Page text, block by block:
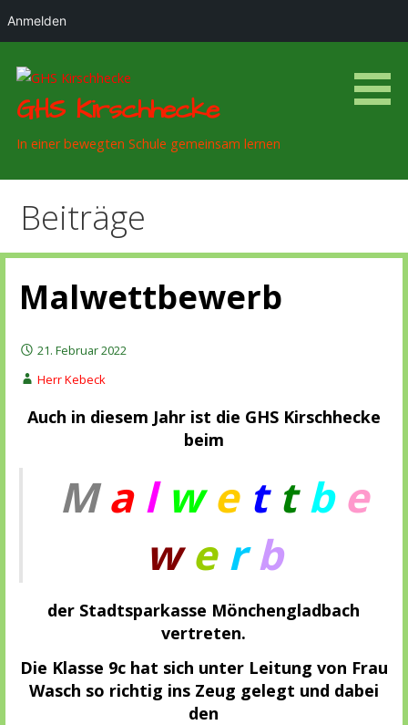
Inhalt
springen
GHS Kirschhecke
In einer bewegten Schule gemeinsam lernen
Beiträge
Malwettbewerb
21. Februar 2022
Herr Kebeck
Auch in diesem Jahr ist die GHS Kirschhecke
beim
Ma l we t tb e
we rb
der Stadtsparkasse Mönchengladbach
vertreten.
Die Klasse 9c hat sich unter Leitung von Frau
Wasch so richtig ins Zeug gelegt und dabei
den
Anmelden